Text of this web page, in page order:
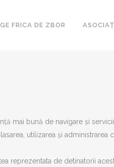
FRICA DE ZBOR
mai bună de navigare și
utilizarea și administrarea
reprezentata de detinatorii